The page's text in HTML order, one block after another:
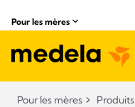
Pour les mères
Pour les mères Produits